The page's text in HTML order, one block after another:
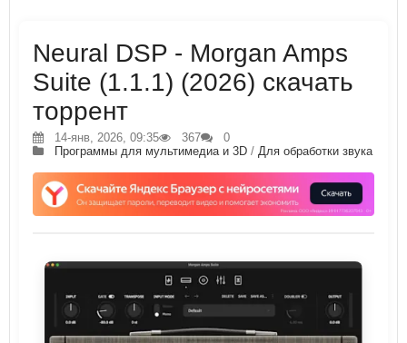
Neural DSP - Morgan Amps
Suite (1.1.1) (2026) скачать
торрент
14-янв, 2026, 09:35 367
0
Программы для мультимедиа и 3D / Для обработки звука